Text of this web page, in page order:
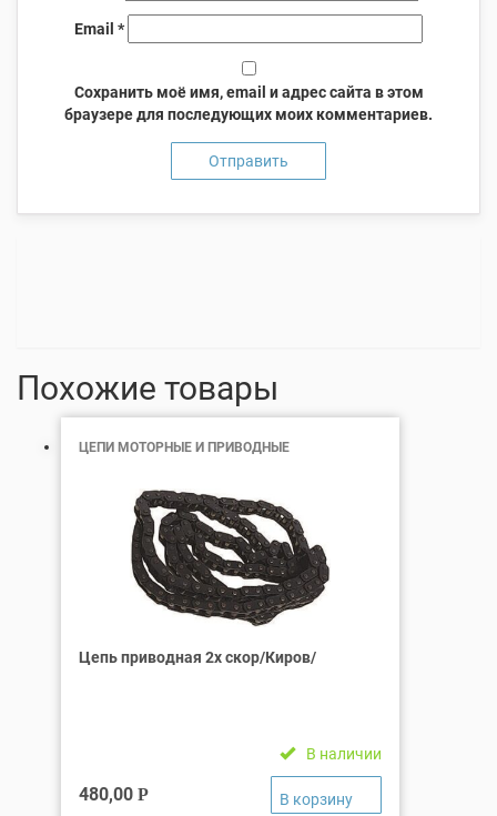
Email *
Сохранить моё имя, email и адрес сайта в этом
браузере для последующих моих комментариев.
Похожие товары
ЦЕПИ МОТОРНЫЕ И ПРИВОДНЫЕ
Цепь приводная 2х скор/Киров/
В наличии
480,00 Р